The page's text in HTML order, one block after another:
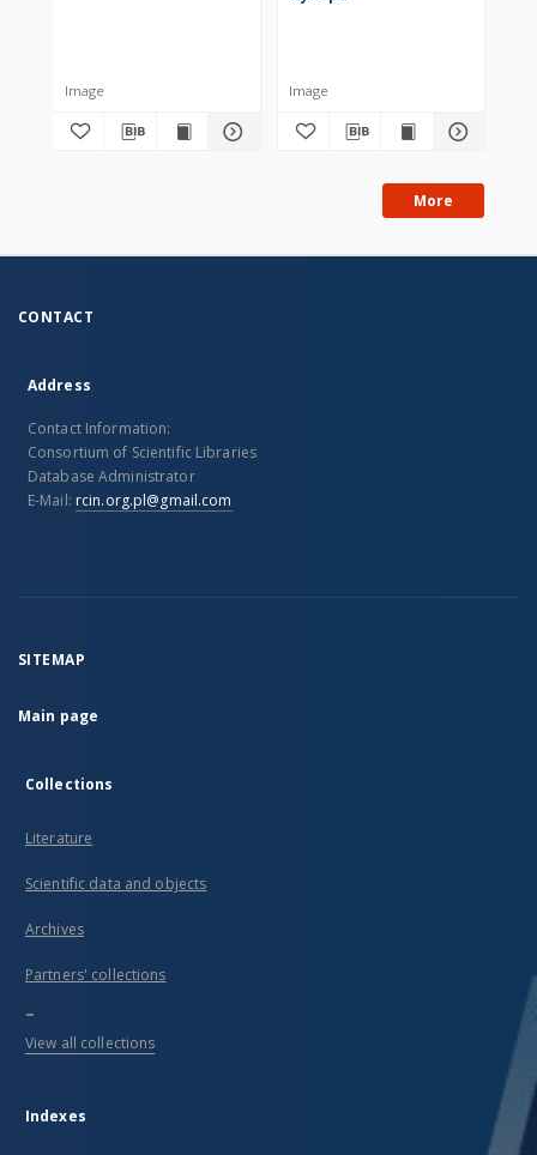
Image Image
More
CONTACT
Address
Contact Information:
Consortium of Scientific Libraries
Database Administrator
E-Mail: rcin.org.pl@gmail.com
SITEMAP
Main page
Collections
Literature
Scientific data and objects
Archives
Partners' collections
...
View all collections
Indexes